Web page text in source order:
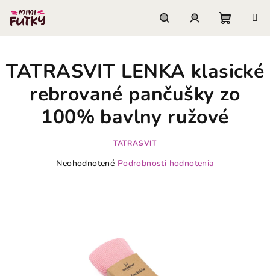
obsah
košík
TATRASVIT LENKA klasické
rebrované pančušky zo
100% bavlny ružové
TATRASVIT
Priemerné
hviezdičiek.
Neohodnotené Podrobnosti hodnotenia